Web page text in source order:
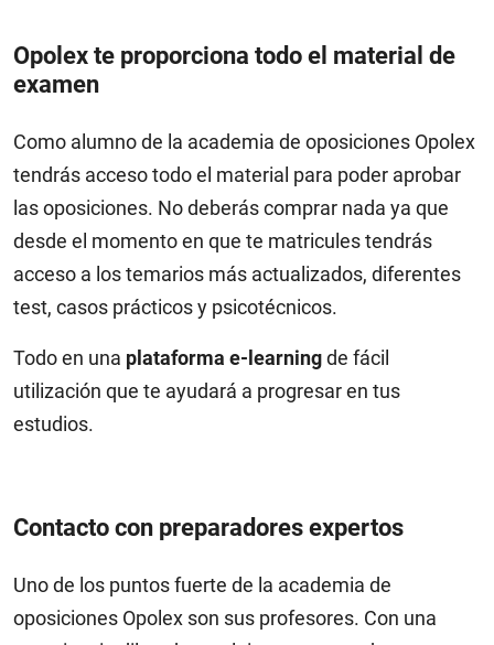
Opolex te proporciona todo el material de
examen
Como alumno de la academia de oposiciones Opolex
tendrás acceso todo el material para poder aprobar
las oposiciones. No deberás comprar nada ya que
desde el momento en que te matricules tendrás
acceso a los temarios más actualizados, diferentes
test, casos prácticos y psicotécnicos.
Todo en una plataforma e-learningde fácil
utilización que te ayudará a progresar en tus
estudios.
Contacto con preparadores expertos
Uno de los puntos fuerte de la academia de
oposiciones Opolex son sus profesores. Con una